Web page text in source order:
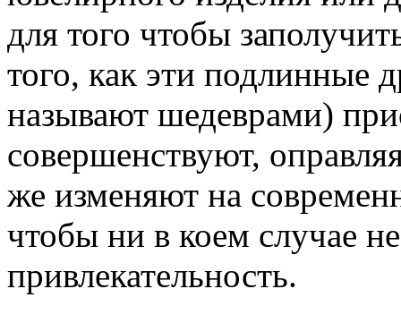
для того чтобы
того, как эти подлинные
называют шедеврами)
совершенствуют,
же изменяют на
чтобы ни в коем случае
привлекательность.